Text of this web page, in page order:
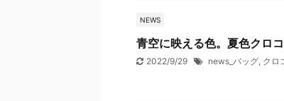
NEWS
青空に映える色。夏色クロ
2022/9/29 news_バッグ, クロ